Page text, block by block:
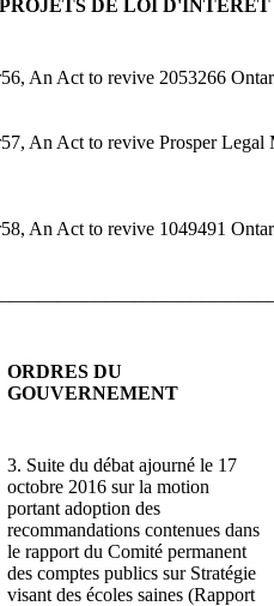
PROJETS DE LOI
An Act to revive 2053266
An Act to revive Prosper Legal
An Act to revive 1049491
ORDRES DU
GOUVERNEMENT
3. Suite du débat ajourné le 17
octobre 2016 sur la motion
portant adoption des
recommandations contenues dans
le rapport du Comité permanent
des comptes publics sur Stratégie
visant des écoles saines (Rapport